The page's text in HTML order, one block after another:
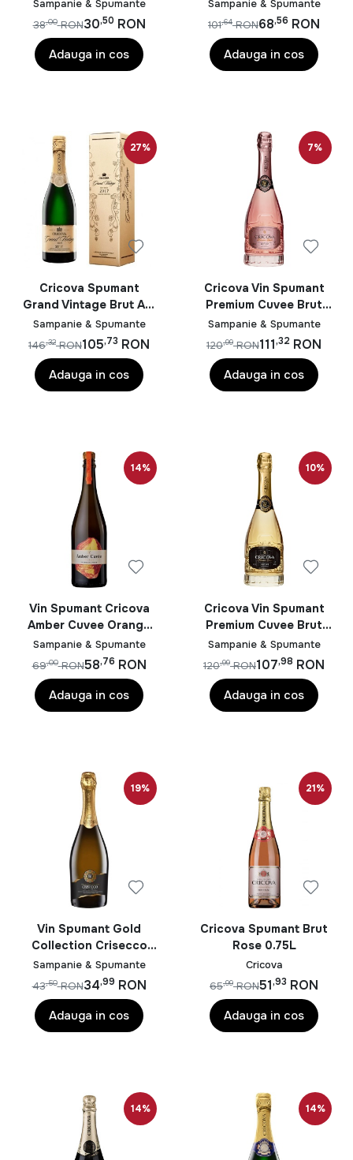
0.75L
Sampanie & Spumante
30,50 RON
38,00 RON
Adauga in cos
Sampanie & Spumante
68,56 RON
101,64 RON
Adauga in cos
27%
Cricova Spumant
Grand Vintage Brut Alb
0.75L
Sampanie & Spumante
105,73 RON
146,32 RON
Adauga in cos
7%
Cricova Vin Spumant
Premium Cuvee Brut
Rose 0.75L
Sampanie & Spumante
111,32 RON
120,99 RON
Adauga in cos
14%
Vin Spumant Cricova
Amber Cuvee Orange
Alb Sec 0.75L
Sampanie & Spumante
58,76 RON
69,00 RON
Adauga in cos
10%
Cricova Vin Spumant
Premium Cuvee Brut
Alb 0.75L
Sampanie & Spumante
107,98 RON
120,99 RON
Adauga in cos
19%
Vin Spumant Gold
Collection Crisecco
Brut Alb 0.75L
Sampanie & Spumante
34,99 RON
43,50 RON
Adauga in cos
21%
Cricova Spumant Brut
Rose 0.75L
Cricova
51,93 RON
65,99 RON
Adauga in cos
14% 14%